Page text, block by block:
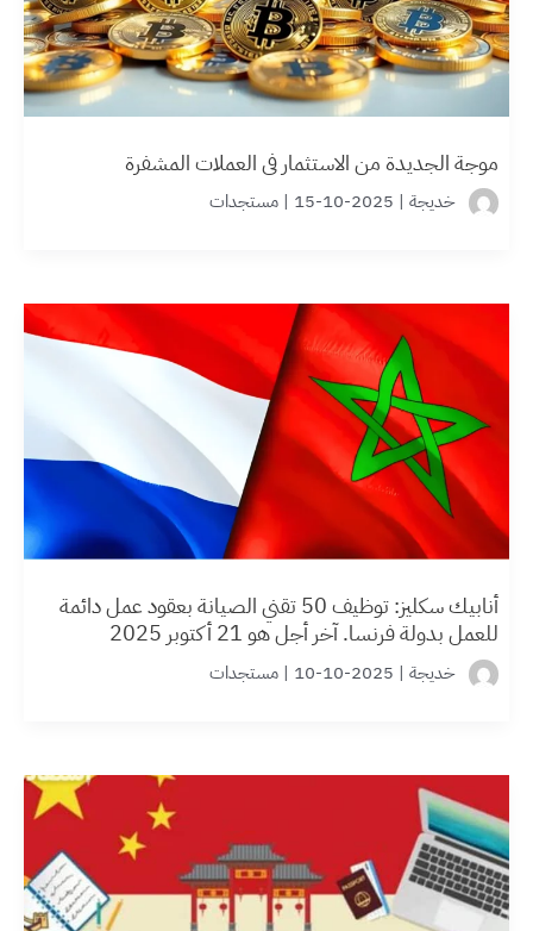
موجة الجديدة من الاستثمار في العملات المشفرة
خديجة |
2025-10-15
|مستجدات
أنابيك سكليز: توظيف 50 تقني الصيانة بعقود عمل دائمة
للعمل بدولة فرنسا. آخر أجل هو 21 أكتوبر 2025
خديجة |
2025-10-10
|مستجدات